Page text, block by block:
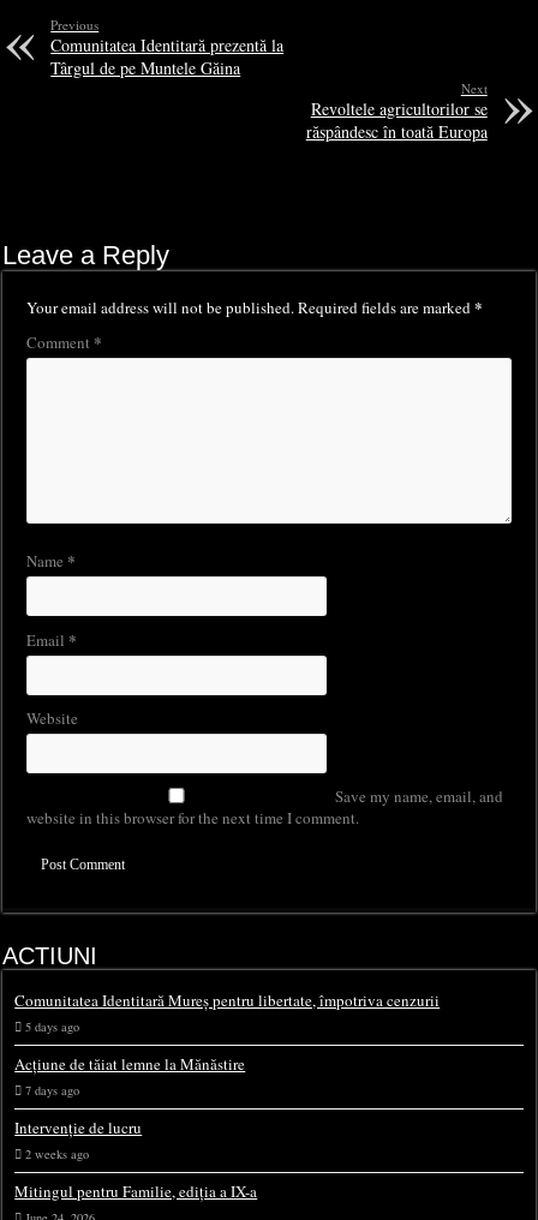
Previous
Comunitatea Identitară prezentă la
Târgul de pe Muntele Găina
Next
Revoltele agricultorilor se
răspândesc în toată Europa
Leave a Reply
Your email address will not be published.Required fields are marked*
Comment *
Name *
Email *
Website
Save my name, email, and
website in this browser for the next time I comment.
ACTIUNI
Comunitatea Identitară Mureș pentru libertate, împotriva cenzurii
5 days ago
Acțiune de tăiat lemne la Mănăstire
7 days ago
Intervenție de lucru
2 weeks ago
Mitingul pentru Familie, ediția a IX-a